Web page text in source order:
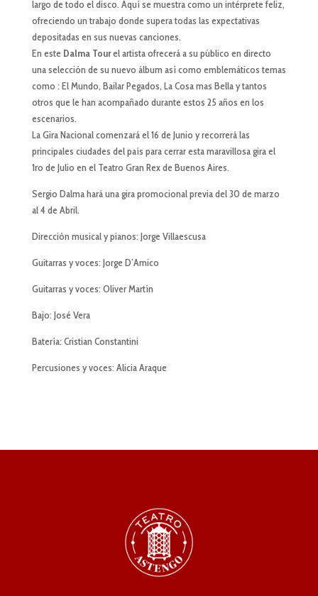
largo de todo el disco. Aquí se muestra como un intérprete feliz,
ofreciendo un trabajo donde supera todas las expectativas
depositadas en sus nuevas canciones.
En este Dalma Tourel artista ofrecerá a su público en directo
una selección de su nuevo álbum así como emblemáticos temas
como : El Mundo, Bailar Pegados, La Cosa mas Bella y tantos
otros que le han acompañado durante estos 25 años en los
escenarios.
La Gira Nacional comenzará el 16 de Junio y recorrerá las
principales ciudades del país para cerrar esta maravillosa gira el
1ro de Julio en el Teatro Gran Rex de Buenos Aires.
Sergio Dalma hará una gira promocional previa del 30 de marzo
al 4 de Abril.
Dirección musical y pianos: Jorge Villaescusa
Guitarras y voces: Jorge D’Amico
Guitarras y voces: Oliver Martín
Bajo: José Vera
Batería: Cristian Constantini
Percusiones y voces: Alicia Araque